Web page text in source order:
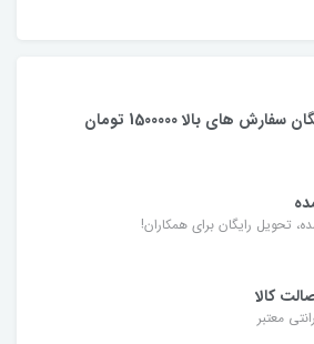
های بالا 1500000 تومان
تحویل رایگان برای همکاران!
کالا
معتبر